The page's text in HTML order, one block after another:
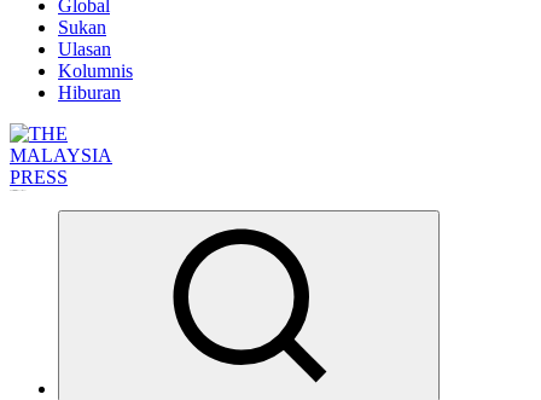
Global
Sukan
Ulasan
Kolumnis
Hiburan